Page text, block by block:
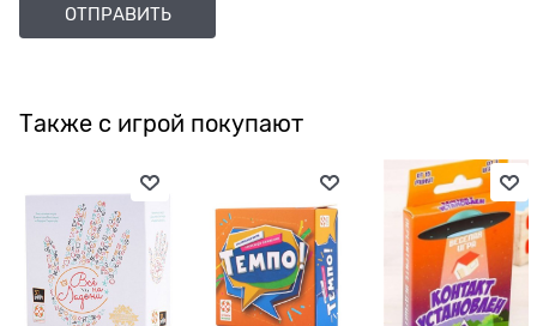
Также с игрой покупают